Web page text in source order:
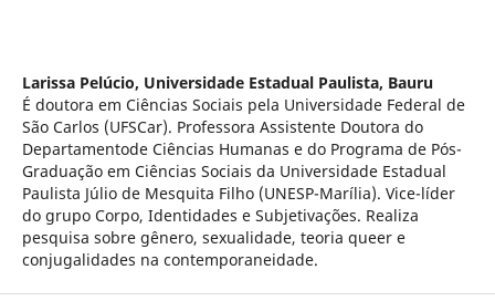
Larissa Pelúcio, Universidade Estadual Paulista, Bauru
É doutora em Ciências Sociais pela Universidade Federal de
São Carlos (UFSCar). Professora Assistente Doutora do
Departamentode Ciências Humanas e do Programa de Pós-
Graduação em Ciências Sociais da Universidade Estadual
Paulista Júlio de Mesquita Filho (UNESP-Marília). Vice-líder
do grupo Corpo, Identidades e Subjetivações. Realiza
pesquisa sobre gênero, sexualidade, teoria queer e
conjugalidades na contemporaneidade.